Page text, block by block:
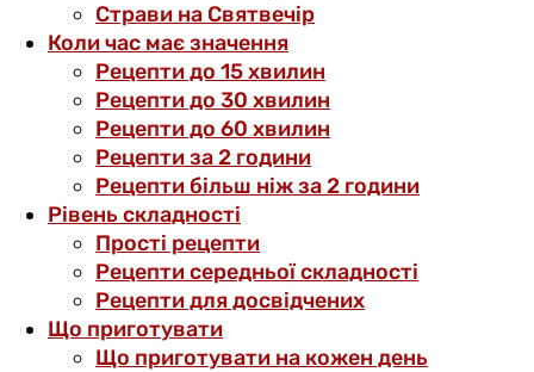
Страви на Святвечір
Коли час має значення
Рецепти до 15 хвилин
Рецепти до 30 хвилин
Рецепти до 60 хвилин
Рецепти за 2 години
Рецепти більш ніж за 2 години
Рівень складності
Прості рецепти
Рецепти середньої складності
Рецепти для досвідчених
Що приготувати
Що приготувати на кожен день